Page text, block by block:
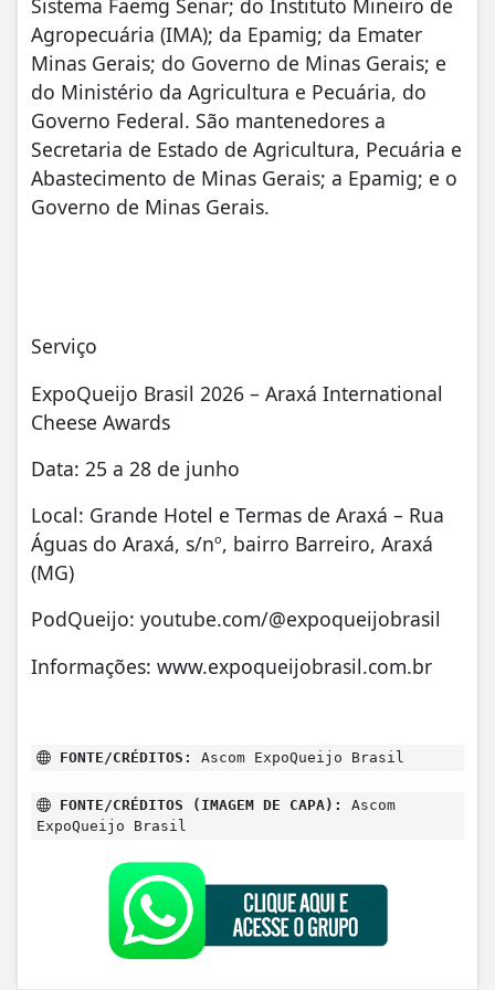
Agropecuária (IMA); da Epamig; da Emater
Minas Gerais; do Governo de Minas Gerais; e
do Ministério da Agricultura e Pecuária, do
Governo Federal. São mantenedores a
Secretaria de Estado de Agricultura, Pecuária e
Abastecimento de Minas Gerais; a Epamig; e o
Governo de Minas Gerais.
Serviço
ExpoQueijo Brasil 2026 – Araxá International
Cheese Awards
Data: 25 a 28 de junho
Local: Grande Hotel e Termas de Araxá – Rua
Águas do Araxá, s/nº, bairro Barreiro, Araxá
(MG)
PodQueijo: youtube.com/@expoqueijobrasil
Informações: www.expoqueijobrasil.com.br
FONTE/CRÉDITOS: Ascom ExpoQueijo Brasil
FONTE/CRÉDITOS (IMAGEM DE CAPA):
Ascom
ExpoQueijo Brasil